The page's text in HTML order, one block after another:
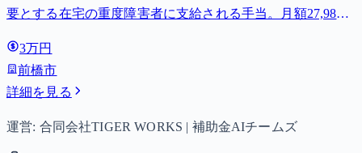
要とする在宅の重度障害者に支給される手当。月額27,980
3万円
前橋市
詳細を見る
運営: 合同会社TIGER WORKS | 補助金AIチームズ